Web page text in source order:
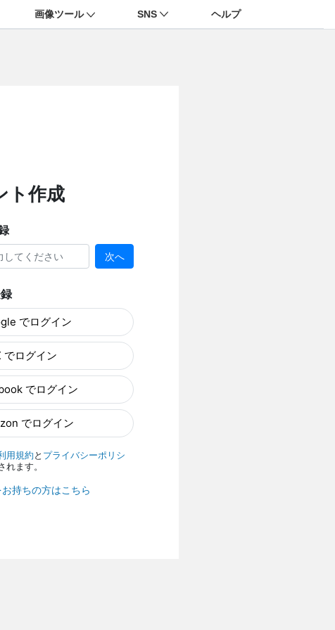
画像ツール SNS ヘルプ
ト作成
次へ
でログイン
でログイン
でログイン
でログイン
用規約 と プライバシーポリシ
れます。
持ちの方はこちら